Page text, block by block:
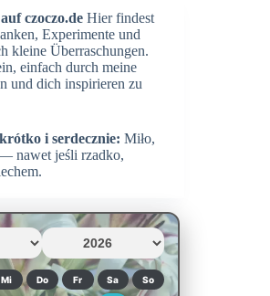
czoczo.de Hier findest
Experimente und
kleine Überraschungen.
einfach durch meine
und dich inspirieren zu
i serdecznie: Miło,
nawet jeśli rzadko,
Mi Do Fr Sa So